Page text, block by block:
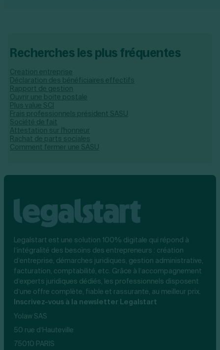
Recherches les plus fréquentes
Creation entreprise
Déclaration des bénéficiaires effectifs
Rapport de gestion
Ouvrir une boite postale
Plus value SCI
Frais professionnels président SASU
Société de fait
Attestation sur l'honneur
Rachat de parts sociales
Comment fermer une SASU
Legalstart est une solution 100% digitale qui répond à
l’intégralité des besoins des entrepreneurs : création
d’entreprise, démarches juridiques, gestion administrative,
facturation, comptabilité, etc. Grâce à l’accompagnement
d’experts juridiques dédiés, les professionnels disposent
d’une offre complète, fiable et rassurante, au meilleur prix.
Inscrivez-vous à la newsletter Legalstart
Yolaw SAS
50 rue d’Hauteville
75010 PARIS